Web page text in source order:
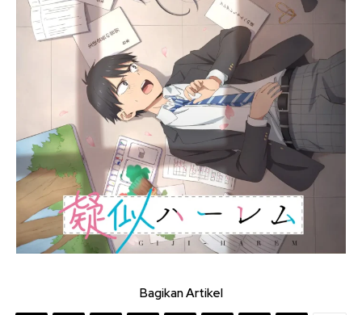
Bagikan Artikel